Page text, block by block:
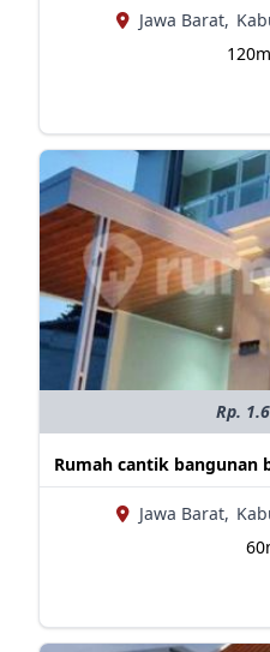
Jawa Barat,
120m
Rp.
Rumah cantik bangunan
Jawa Barat,